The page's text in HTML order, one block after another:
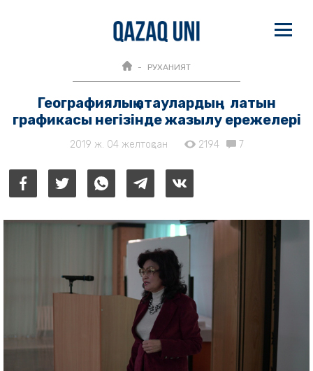
РУХАНИЯТ
Географиялық атаулардың латын
графикасы негізінде жазылу ережелері
2019 ж. 04 желтоқсан 2194 7